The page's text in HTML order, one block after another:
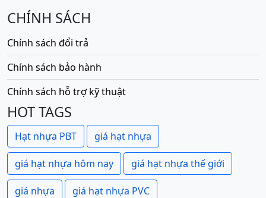
CHÍNH SÁCH
Chính sách đổi trả
Chính sách bảo hành
Chính sách hỗ trợ kỹ thuật
HOT TAGS
Hạt nhựa PBT giá hạt nhựa
giá hạt nhựa hôm nay giá hạt nhựa thế giới
giá nhựa giá hạt nhựa PVC